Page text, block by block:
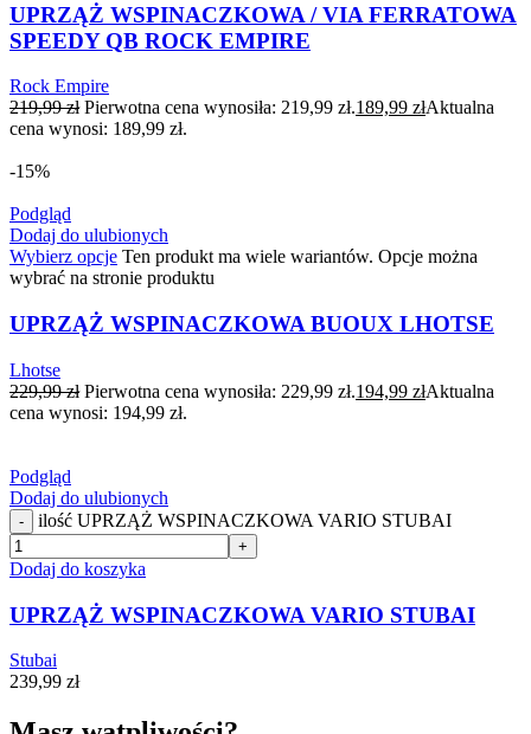
UPRZĄŻ WSPINACZKOWA / VIA FERRATOWA
SPEEDY QB ROCK EMPIRE
Rock Empire
219,99zł Pierwotna cena wynosiła: 219,99 zł.189,99 złAktualna
cena wynosi: 189,99 zł.
-15%
Podgląd
Dodaj do ulubionych
Wybierz opcje Ten produkt ma wiele wariantów. Opcje można
wybrać na stronie produktu
UPRZĄŻ WSPINACZKOWA BUOUX LHOTSE
Lhotse
229,99zł Pierwotna cena wynosiła: 229,99 zł.194,99 złAktualna
cena wynosi: 194,99 zł.
Podgląd
Dodaj do ulubionych
- ilość UPRZĄŻ WSPINACZKOWA VARIO STUBAI
+
Dodaj do koszyka
UPRZĄŻ WSPINACZKOWA VARIO STUBAI
Stubai
239,99 zł